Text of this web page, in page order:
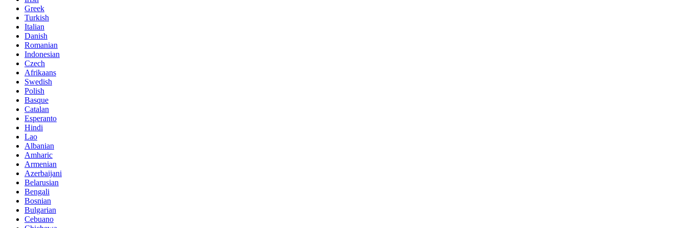
Greek
Turkish
Italian
Danish
Romanian
Indonesian
Czech
Afrikaans
Swedish
Polish
Basque
Catalan
Esperanto
Hindi
Lao
Albanian
Amharic
Armenian
Azerbaijani
Belarusian
Bengali
Bosnian
Bulgarian
Cebuano